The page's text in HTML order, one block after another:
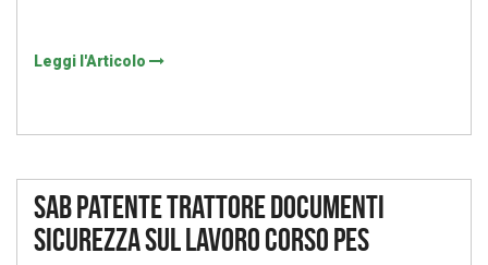
Leggi l'Articolo
Sab patente trattore documenti
sicurezza sul lavoro corso pes